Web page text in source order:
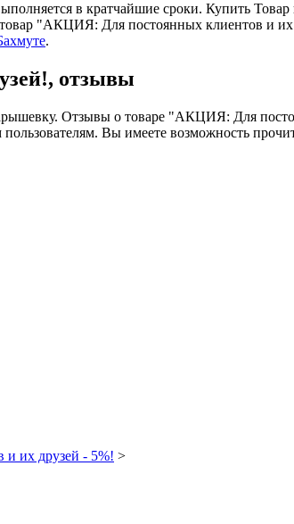
в кратчайшие сроки. Купить Товар
"АКЦИЯ: Для постоянных клиентов и их
.
отзывы
Отзывы о товаре "АКЦИЯ: Для
пользователям. Вы имеете возможность
и их друзей - 5%! >